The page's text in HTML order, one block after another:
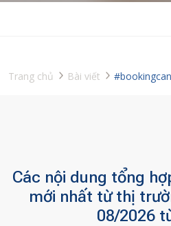
Trang chủ Bài viết
Các nội dung tổng
mới nhất từ thị
08/2026